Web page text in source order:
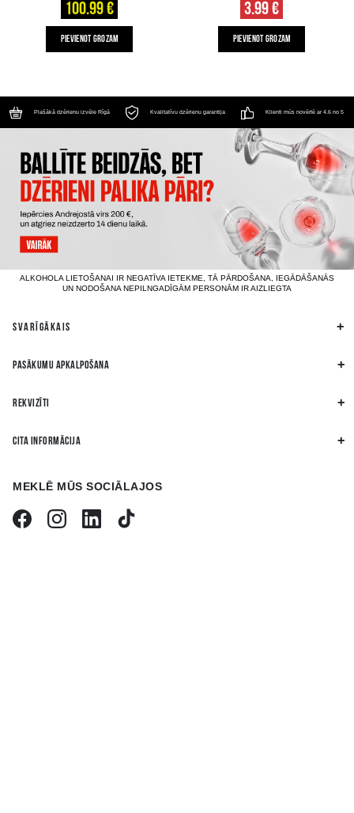
100.99 €
PIEVIENOT GROZAM
3.99 €
PIEVIENOT GROZAM
Plašākā dzērienu izvēle Rīgā Kvalitatīvu dzērienu garantija Klienti mūs novērtē ar 4.6 no 5
ALKOHOLA LIETOŠANAI IR NEGATĪVA IETEKME, TĀ PĀRDOŠANA, IEGĀDĀŠANĀS
UN NODOŠANA NEPILNGADĪGĀM PERSONĀM IR AIZLIEGTA
SVARĪGĀKAIS
PASĀKUMU APKALPOŠANA
REKVIZĪTI
CITA INFORMĀCIJA
MEKLĒ MŪS SOCIĀLAJOS